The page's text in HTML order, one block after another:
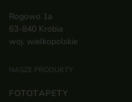
Rogowo 1a
63-840 Krobia
woj. wielkopolskie
NASZE PRODUKTY
FOTOTAPETY